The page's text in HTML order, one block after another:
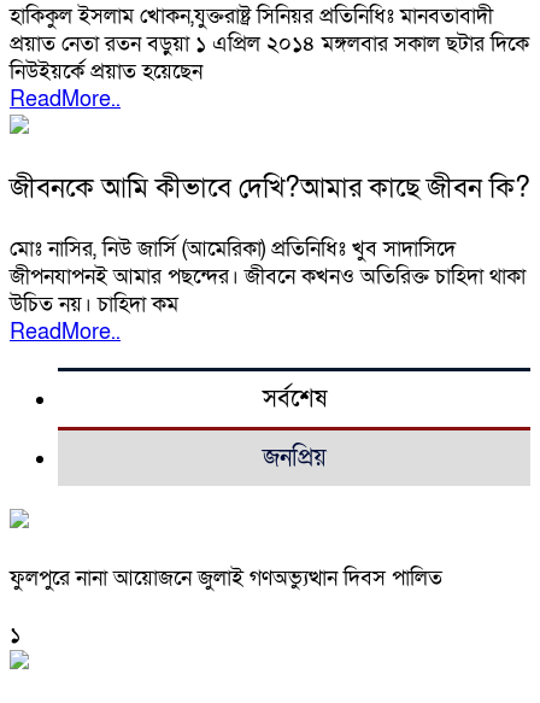
হাকিকুল ইসলাম খোকন,যুক্তরাষ্ট্র সিনিয়র প্রতিনিধিঃ মানবতাবাদী
প্রয়াত নেতা রতন বড়ুয়া ১ এপ্রিল ২০১৪ মঙ্গলবার সকাল ছটার দিকে
নিউইয়র্কে প্রয়াত হয়েছেন
ReadMore..
জীবনকে আমি কীভাবে দেখি?আমার কাছে জীবন কি?
মোঃ নাসির, নিউ জার্সি (আমেরিকা) প্রতিনিধিঃ খুব সাদাসিদে
জীপনযাপনই আমার পছন্দের। জীবনে কখনও অতিরিক্ত চাহিদা থাকা
উচিত নয়। চাহিদা কম
ReadMore..
সর্বশেষ
জনপ্রিয়
ফুলপুরে নানা আয়োজনে জুলাই গণঅভ্যুত্থান দিবস পালিত
১